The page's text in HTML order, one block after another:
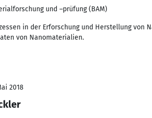
und –prüfung (BAM)
in der Erforschung und Herstellung von
von Nanomaterialien.
2018